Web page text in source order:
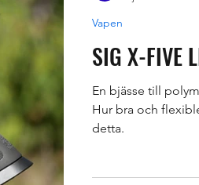
SIG X-FIVE
En bjässe till
Hur bra och
detta.
Vapen